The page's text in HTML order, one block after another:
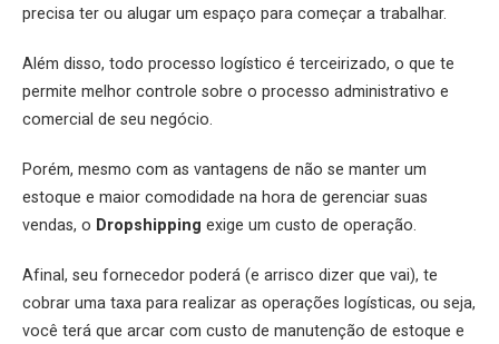
precisa ter ou alugar um espaço para começar a trabalhar.
Além disso, todo processo logístico é terceirizado, o que te
permite melhor controle sobre o processo administrativo e
comercial de seu negócio.
Porém, mesmo com as vantagens de não se manter um
estoque e maior comodidade na hora de gerenciar suas
vendas, o Dropshipping exige um custo de operação.
Afinal, seu fornecedor poderá (e arrisco dizer que vai), te
cobrar uma taxa para realizar as operações logísticas, ou seja,
você terá que arcar com custo de manutenção de estoque e